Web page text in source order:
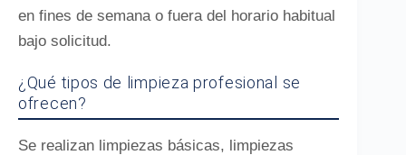
en fines de semana o fuera del horario habitual
bajo solicitud.
¿Qué tipos de limpieza profesional se
ofrecen?
Se realizan limpiezas básicas, limpiezas